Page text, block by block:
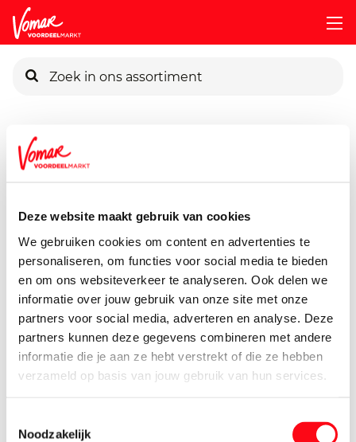
Deze website maakt gebruik van cookies
We gebruiken cookies om content en advertenties te
personaliseren, om functies voor social media te bieden
en om ons websiteverkeer te analyseren. Ook delen we
informatie over jouw gebruik van onze site met onze
partners voor social media, adverteren en analyse. Deze
partners kunnen deze gegevens combineren met andere
informatie die je aan ze hebt verstrekt of die ze hebben
verzameld op basis van jouw gebruik van hun services.
Noodzakelijk
Pincode vergeten
Persoonlijk KIK-account
Assortiment
9000 ml